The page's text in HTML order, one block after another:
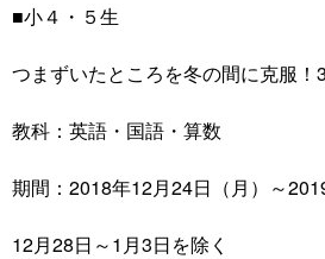
■小４・５生
つまずいたところを冬の間に克服！
教科：英語・国語・算数
期間：2018年12月24日（月）～
12月28日～1月3日を除く